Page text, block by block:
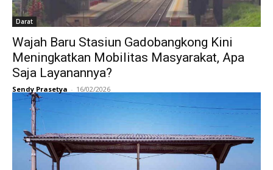
Darat
Wajah Baru Stasiun Gadobangkong Kini
Meningkatkan Mobilitas Masyarakat, Apa
Saja Layanannya?
Sendy Prasetya - 16/02/2026